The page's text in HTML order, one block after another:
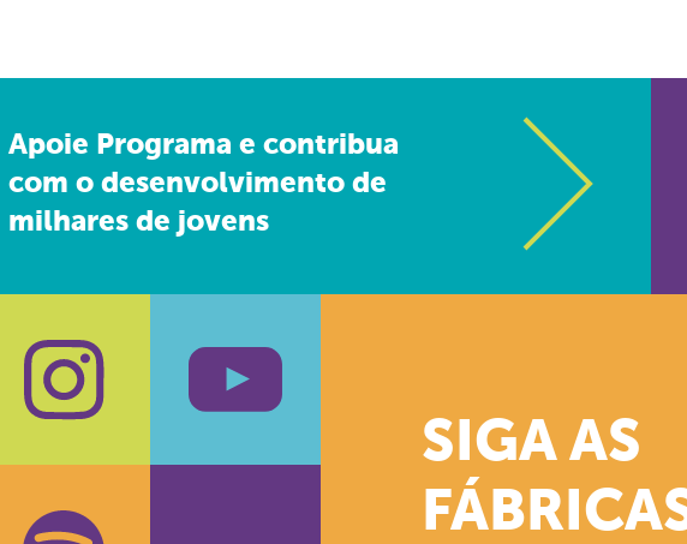
Apoie Programa e contribua
com o desenvolvimento de
milhares de jovens
SIGA AS
Instagram